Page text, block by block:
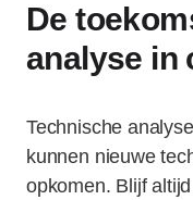
De
analyse in
Technische
kunnen nieuwe
opkomen. Blijf